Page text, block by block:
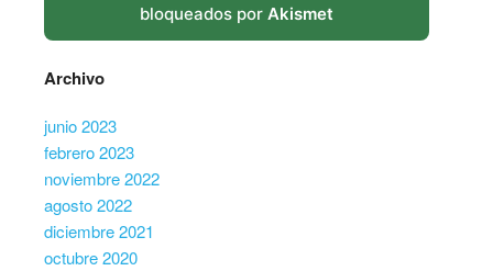
bloqueados por Akismet
Archivo
junio 2023
febrero 2023
noviembre 2022
agosto 2022
diciembre 2021
octubre 2020